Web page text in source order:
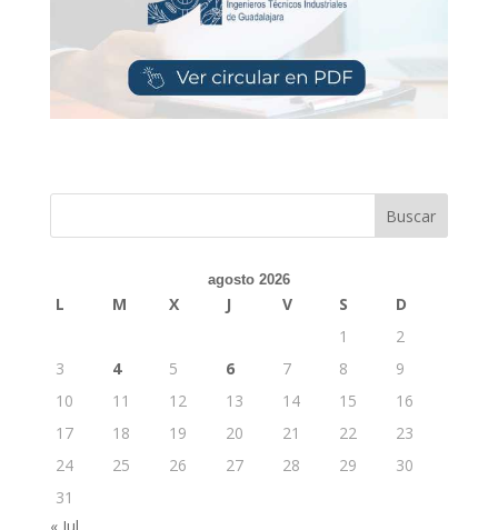
Buscar
agosto 2026
L M X J V S
D
1
2
3
4 5 6 7 8
9
10
11 12 13 14 15
16
17
18 19 20 21 22
23
24
25 26 27 28 29
30
31